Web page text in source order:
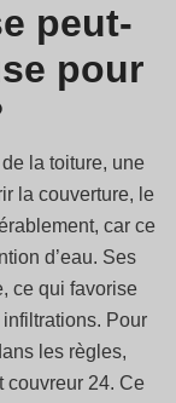
peut-
pour
la toiture, une
la couverture, le
car ce
d’eau. Ses
ce qui favorise
Pour
les règles,
couvreur 24. Ce